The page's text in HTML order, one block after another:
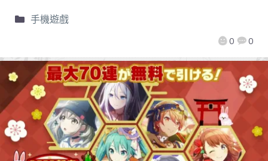
0 0
手機遊戲